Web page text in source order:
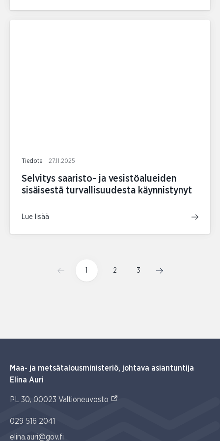
Tiedote 27.11.2025
Selvitys saaristo- ja vesistöalueiden
sisäisestä turvallisuudesta käynnistynyt
Lue lisää
1 2 3
Maa- ja metsätalousministeriö, johtava asiantuntija
Elina Auri
PL 30, 00023 Valtioneuvosto (Ulkoinen linkki)
029 516 2041
elina.auri@gov.fi